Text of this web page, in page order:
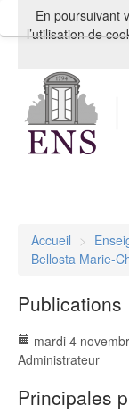
En poursuivant
l’utilisation de
Département
Enseignants
Cours et séminaires
Recherche
Accueil >
Bellosta Marie-
Publications
mardi 4
Administrateur
Principales